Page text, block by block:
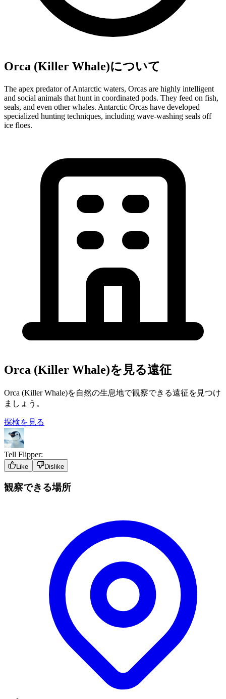
Orca (Killer Whale)について
The apex predator of Antarctic waters, Orcas are highly intelligent
and social animals that hunt in coordinated pods. They feed on fish,
seals, and even other whales. Antarctic Orcas have developed
specialized hunting techniques, including wave-washing seals off
ice floes.
Orca (Killer Whale)を見る遠征
Orca (Killer Whale)を自然の生息地で観察できる遠征を見つけ
ましょう。
探検を見る
Tell Flipper:
Like Dislike
観察できる場所